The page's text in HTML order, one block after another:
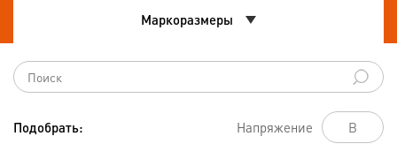
Маркоразмеры
Подобрать: Напряжение